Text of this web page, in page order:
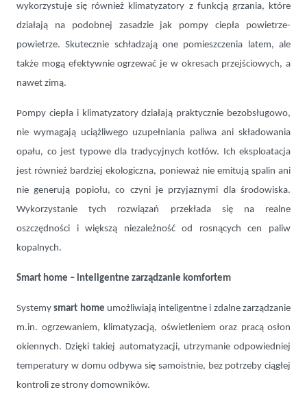
wykorzystuje się również klimatyzatory z funkcją grzania, które
działają na podobnej zasadzie jak pompy ciepła powietrze-
powietrze. Skutecznie schładzają one pomieszczenia latem, ale
także mogą efektywnie ogrzewać je w okresach przejściowych, a
nawet zimą.
Pompy ciepła i klimatyzatory działają praktycznie bezobsługowo,
nie wymagają uciążliwego uzupełniania paliwa ani składowania
opału, co jest typowe dla tradycyjnych kotłów. Ich eksploatacja
jest również bardziej ekologiczna, ponieważ nie emitują spalin ani
nie generują popiołu, co czyni je przyjaznymi dla środowiska.
Wykorzystanie tych rozwiązań przekłada się na realne
oszczędności i większą niezależność od rosnących cen paliw
kopalnych.
Smart home – inteligentne zarządzanie komfortem
Systemysmart home umożliwiają inteligentne i zdalne zarządzanie
m.in. ogrzewaniem, klimatyzacją, oświetleniem oraz pracą osłon
okiennych. Dzięki takiej automatyzacji, utrzymanie odpowiedniej
temperatury w domu odbywa się samoistnie, bez potrzeby ciągłej
kontroli ze strony domowników.